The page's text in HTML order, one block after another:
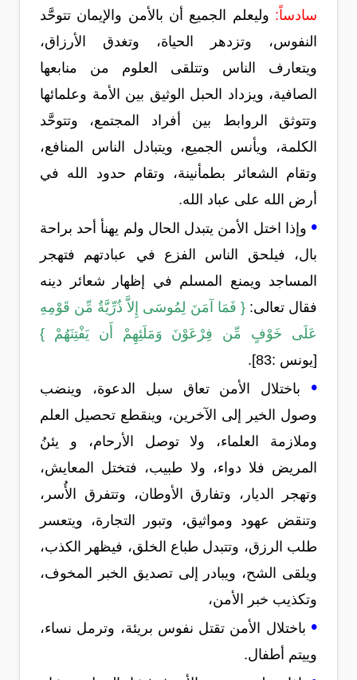
سادساً: وليعلم الجميع أن بالأمن والإيمان تتوحَّد
النفوس، وتزدهر الحياة، وتغدق الأرزاق،
ويتعارف الناس وتتلقى العلوم من منابعها
الصافية، ويزداد الحبل الوثيق بين الأمة وعلمائها
وتتوثق الروابط بين أفراد المجتمع، وتتوحَّد
الكلمة، ويأنس الجميع، ويتبادل الناس المنافع،
وتقام الشعائر بطمأنينة، وتقام حدود الله في
أرض الله على عباد الله.
• وإذا اختل الأمن يتبدل الحال ولم يهنأ أحد براحة
بال، فيلحق الناس الفزع في عبادتهم فتهجر
المساجد ويمنع المسلم في إظهار شعائر دينه
فقال تعالى:{ فَمَا آمَنَ لِمُوسَى إِلاَّ ذُرِّيَّةٌ مِّن قَوْمِهِ
عَلَى خَوْفٍ مِّن فِرْعَوْنَ وَمَلَئِهِمْ أَن يَفْتِنَهُمْ }
[يونس :83].
• باختلال الأمن تعاق سبل الدعوة، وينضب
وصول الخير إلى الآخرين، وينقطع تحصيل العلم
وملازمة العلماء، ولا توصل الأرحام، و يئنُ
المريض فلا دواء، ولا طبيب، فتختل المعايش،
وتهجر الديار، وتفارق الأوطان، وتتفرق الأُسر،
وتنقض عهود ومواثيق، وتبور التجارة، ويتعسر
طلب الرزق، وتتبدل طباع الخلق، فيظهر الكذب،
ويلقى الشح، ويبادر إلى تصديق الخبر المخوف،
وتكذيب خبر الأمن،
• باختلال الأمن تقتل نفوس بريئة، وترمل نساء،
وييتم أطفال.